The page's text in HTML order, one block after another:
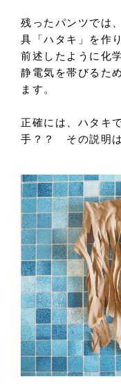
残ったパンツでは
具「ハタキ」を作
前述したように化
静電気を帯びるた
ます。
正確には、ハタキ
手？？ その説明は